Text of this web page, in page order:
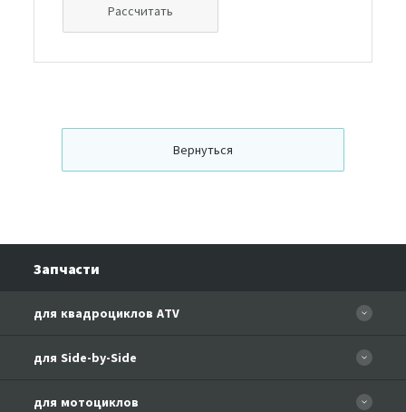
Рассчитать
Вернуться
Запчасти
для квадроциклов ATV
CFORCE 110 EFI
CF500-A Basic
для Side-by-Side
для мотоциклов